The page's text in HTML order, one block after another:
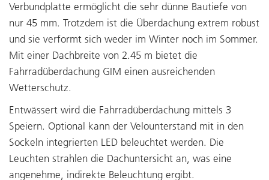
Verbundplatte ermöglicht die sehr dünne Bautiefe von
nur 45 mm. Trotzdem ist die Überdachung extrem robust
und sie verformt sich weder im Winter noch im Sommer.
Mit einer Dachbreite von 2.45 m bietet die
Fahrradüberdachung GIM einen ausreichenden
Wetterschutz.
Entwässert wird die Fahrradüberdachung mittels 3
Speiern. Optional kann der Velounterstand mit in den
Sockeln integrierten LED beleuchtet werden. Die
Leuchten strahlen die Dachuntersicht an, was eine
angenehme, indirekte Beleuchtung ergibt.